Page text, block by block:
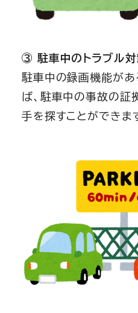
③ 駐車中のトラブル対
駐車中の録画機能があ
ば、駐車中の事故の証
手を探すことができま